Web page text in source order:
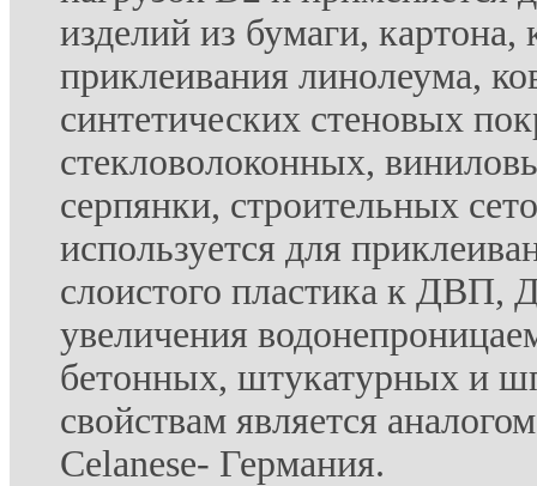
изделий из бумаги,
приклеивания линолеума,
синтетических стеновых
стекловолоконных,
серпянки, строительных
используется для
слоистого пластика к
увеличения
бетонных, штукатурных и
свойствам является
Celanese- Германия.